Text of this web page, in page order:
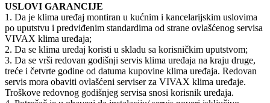
USLOVI GARANCIJE
1. Da je klima uređaj montiran u kućnim i kancelarijskim uslovima
po uputstvu i predviđenim standardima od strane ovlašćenog servisa
VIVAX klima uređaja;
2. Da se klima uređaj koristi u skladu sa korisničkim uputstvom;
3. Da se vrši redovan godišnji servis klima uređaja na kraju druge,
treće i četvrte godine od datuma kupovine klima uređaja. Redovan
servis mora obaviti ovlašćeni serviser za VIVAX klima uređaje.
Troškove redovnog godišnjeg servisa snosi korisnik uređaja.